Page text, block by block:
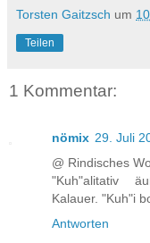
Torsten Gaitzsch um
Teilen
1 Kommentar:
nömix 29. Juli
@ Rindisches
"Kuh"alitativ
Kalauer. "Kuh"i
Antworten